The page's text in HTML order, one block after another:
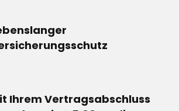
Ihrem Vertragsabschluss